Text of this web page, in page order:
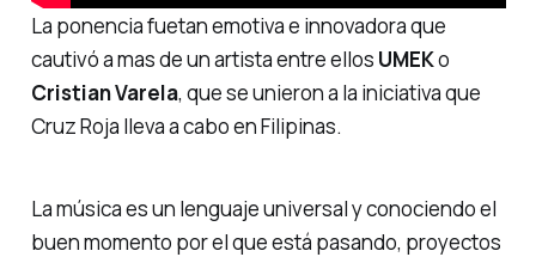
La ponencia fuetan emotiva e innovadora que
cautivó a mas de un artista entre ellos UMEKo
Cristian Varela, que se unieron a la iniciativa que
Cruz Roja lleva a cabo en Filipinas.
La música es un lenguaje universal y conociendo el
buen momento por el que está pasando, proyectos